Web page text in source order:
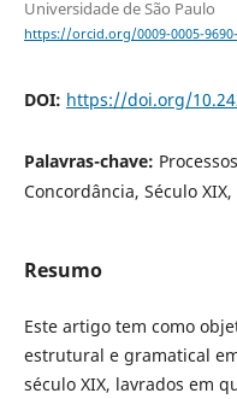
Universidade de São Paulo
https://orcid.org/0009-0005-9690-
DOI: https://doi.org/
Palavras-chave:
Concordância, Século
Resumo
Este artigo tem como
estrutural e gramatical
século XIX, lavrados em